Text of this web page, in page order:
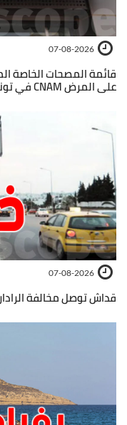
07-08-2026
قائمة المصحات الخاصة
على المرض CNAM في تونس
07-08-2026
قداش توصل مخالفة